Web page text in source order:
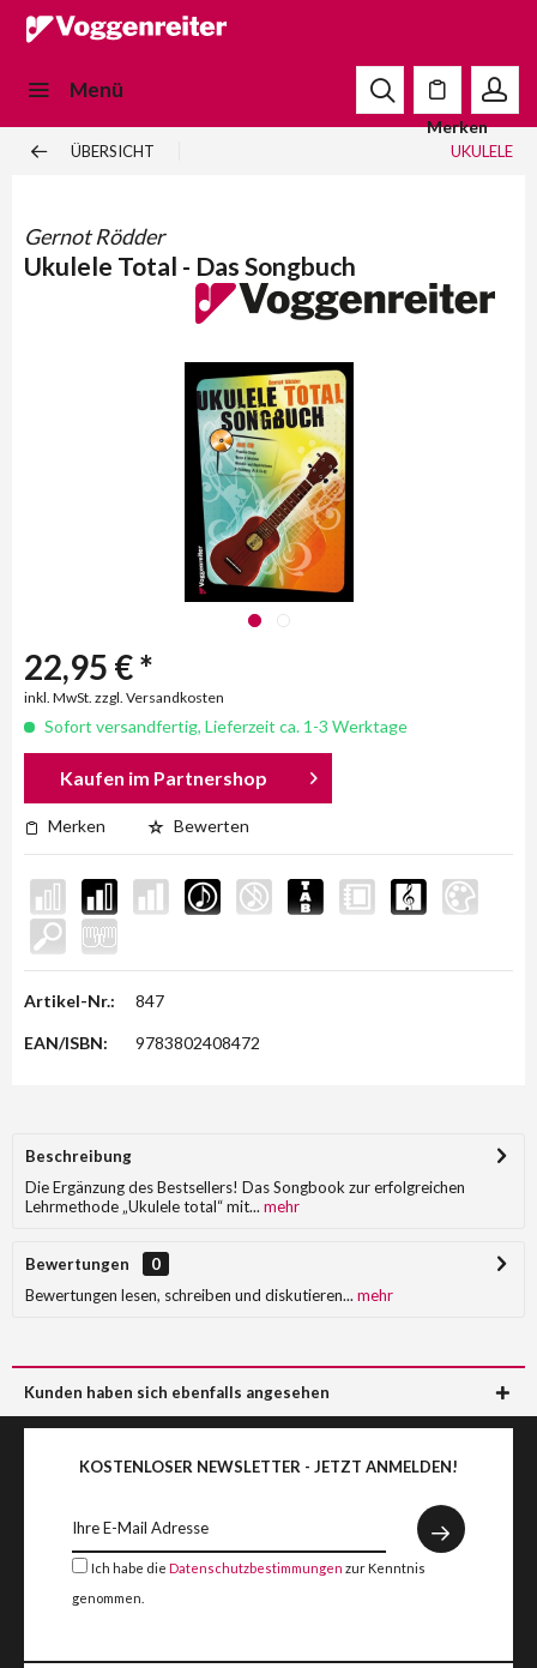
Menü
Merken
ÜBERSICHT UKULELE
Gernot Rödder
Ukulele Total - Das Songbuch
22,95 € *
inkl. MwSt. zzgl. Versandkosten
Sofort versandfertig, Lieferzeit ca. 1-3 Werktage
Kaufen im Partnershop
Merken Bewerten
Artikel-Nr.: 847
EAN/ISBN: 9783802408472
Beschreibung
Die Ergänzung des Bestsellers! Das Songbook zur erfolgreichen
Lehrmethode „Ukulele total“ mit... mehr
Bewertungen
0
Bewertungen lesen, schreiben und diskutieren... mehr
Kunden haben sich ebenfalls angesehen
KOSTENLOSER NEWSLETTER - JETZT ANMELDEN!
Ich habe die Datenschutzbestimmungen zur Kenntnis
genommen.